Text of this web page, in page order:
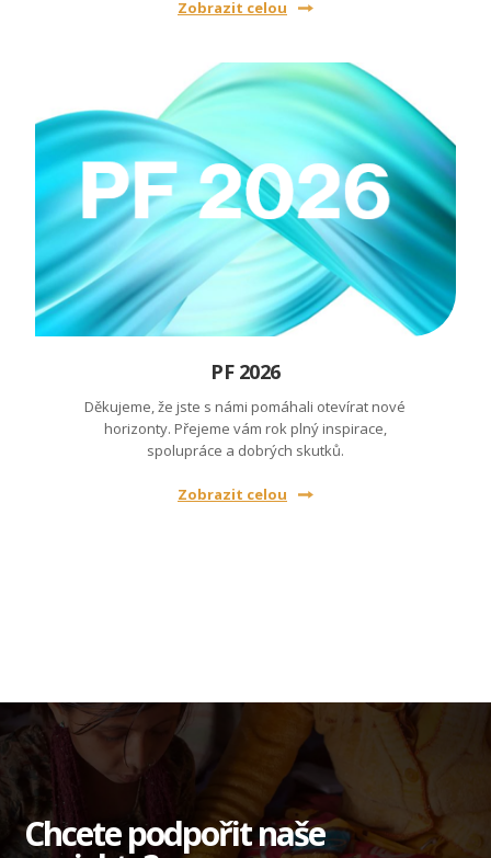
Zobrazit celou
PF 2026
Děkujeme, že jste s námi pomáhali otevírat nové
horizonty. Přejeme vám rok plný inspirace,
spolupráce a dobrých skutků.
Zobrazit celou
Chcete podpořit naše